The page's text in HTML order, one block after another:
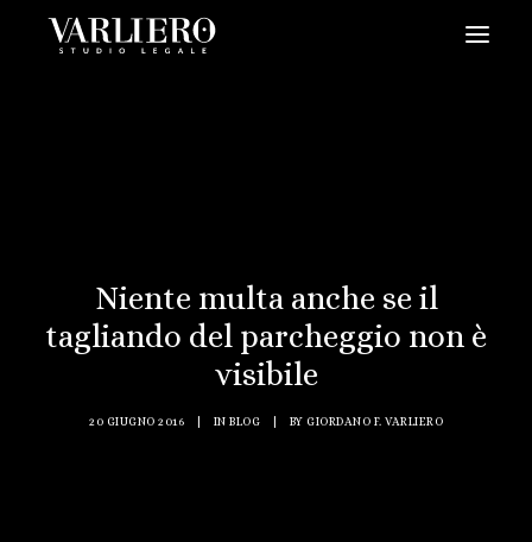
VIDEO
PRENDI UN APPUNTAMENTO
Niente multa anche se il
tagliando del parcheggio non è
visibile
20 GIUGNO 2016 IN BLOG BY GIORDANO F. VARLIERO